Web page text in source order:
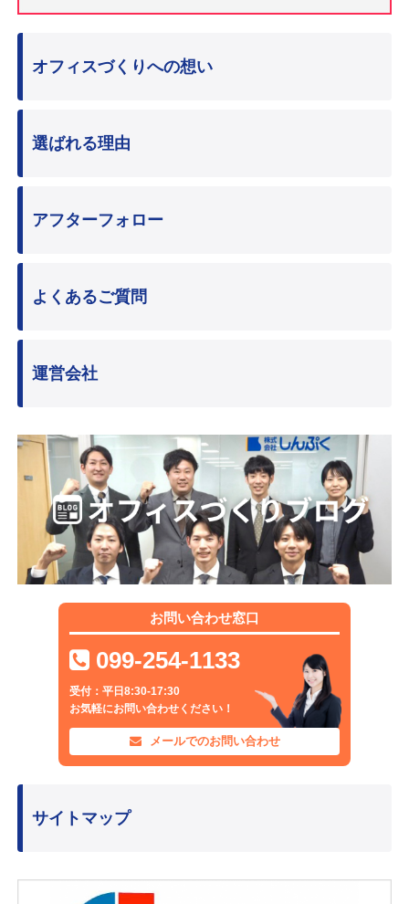
オフィスづくりへの想い
選ばれる理由
アフターフォロー
よくあるご質問
運営会社
お問い合わせ窓口
099-254-1133
受付：平日8:30-17:30
お気軽にお問い合わせください！
メールでのお問い合わせ
サイトマップ